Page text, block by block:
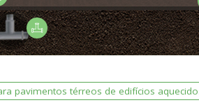
pavimentos térreos de edifícios